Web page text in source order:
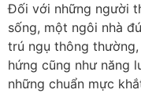
Đối với những người
sống, một ngôi nhà
trú ngụ thông
hứng cũng như năng
những chuẩn mực